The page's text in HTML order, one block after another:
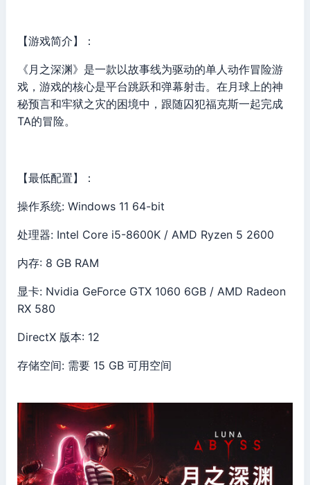
【游戏简介】：
《月之深渊》是一款以故事线为驱动的单人动作冒险游
戏，游戏的核心是平台跳跃和弹幕射击。在月球上的神
秘预言和牢狱之灾的困境中，跟随囚犯福克斯一起完成
TA的冒险。
【最低配置】：
操作系统: Windows 11 64-bit
处理器: Intel Core i5-8600K / AMD Ryzen 5 2600
内存: 8 GB RAM
显卡: Nvidia GeForce GTX 1060 6GB / AMD Radeon
RX 580
DirectX 版本: 12
存储空间: 需要 15 GB 可用空间